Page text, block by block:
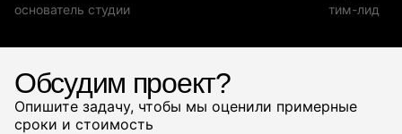
основатель студии тим-лид
Обсудим проект?
Опишите задачу, чтобы мы оценили примерные
сроки и стоимость